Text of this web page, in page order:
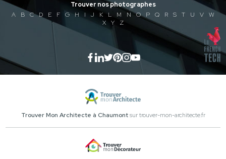
Trouver nos photographes
A
B C D E F G H I J K L M N O P Q R S T U V
W
X
Y Z
Trouver Mon Architecte à Chaumontsur trouver-mon-architecte.fr